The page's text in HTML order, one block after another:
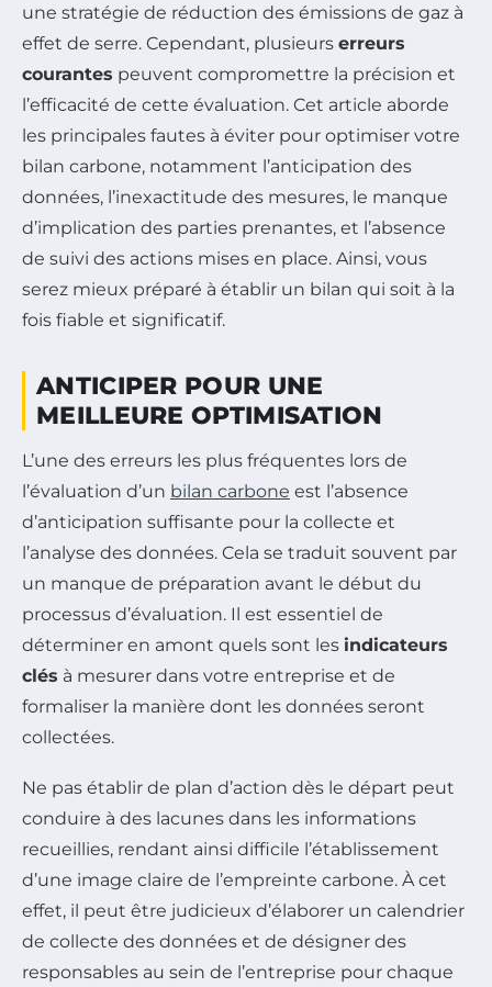
une stratégie de réduction des émissions de gaz à
effet de serre. Cependant, plusieurs erreurs
courantes peuvent compromettre la précision et
l’efficacité de cette évaluation. Cet article aborde
les principales fautes à éviter pour optimiser votre
bilan carbone, notamment l’anticipation des
données, l’inexactitude des mesures, le manque
d’implication des parties prenantes, et l’absence
de suivi des actions mises en place. Ainsi, vous
serez mieux préparé à établir un bilan qui soit à la
fois fiable et significatif.
ANTICIPER POUR UNE
MEILLEURE OPTIMISATION
L’une des erreurs les plus fréquentes lors de
l’évaluation d’un bilan carbone est l’absence
d’anticipation suffisante pour la collecte et
l’analyse des données. Cela se traduit souvent par
un manque de préparation avant le début du
processus d’évaluation. Il est essentiel de
déterminer en amont quels sont les indicateurs
clés à mesurer dans votre entreprise et de
formaliser la manière dont les données seront
collectées.
Ne pas établir de plan d’action dès le départ peut
conduire à des lacunes dans les informations
recueillies, rendant ainsi difficile l’établissement
d’une image claire de l’empreinte carbone. À cet
effet, il peut être judicieux d’élaborer un calendrier
de collecte des données et de désigner des
responsables au sein de l’entreprise pour chaque